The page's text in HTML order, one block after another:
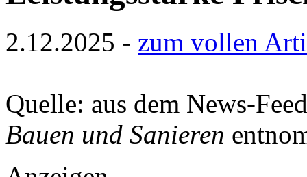
2.12.2025 - zum vollen
Quelle: aus dem News-
Bauen und Sanieren